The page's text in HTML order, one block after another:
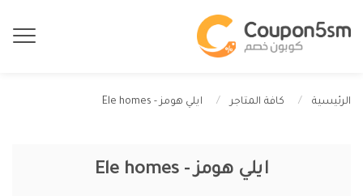
الرئيسية كافة المتاجر ايلي هومز - Ele homes
ايلي هومز - Ele homes